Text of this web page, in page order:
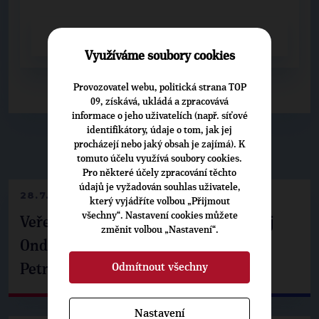
NEPŘEHLÉDNĚTE
28.7.2026
Veřejné finance, euro i školství. Matěj
Ondřej Havel jednal s prezidentem
Petrem Pavlem
Využíváme soubory cookies
Provozovatel webu, politická strana TOP
09, získává, ukládá a zpracovává
informace o jeho uživatelích (např. síťové
identifikátory, údaje o tom, jak jej
procházejí nebo jaký obsah je zajímá). K
tomuto účelu využívá soubory cookies.
Pro některé účely zpracování těchto
údajů je vyžadován souhlas uživatele,
který vyjádříte volbou „Přijmout
všechny“. Nastavení cookies můžete
změnit volbou „Nastavení“.
Odmítnout všechny
Nastavení